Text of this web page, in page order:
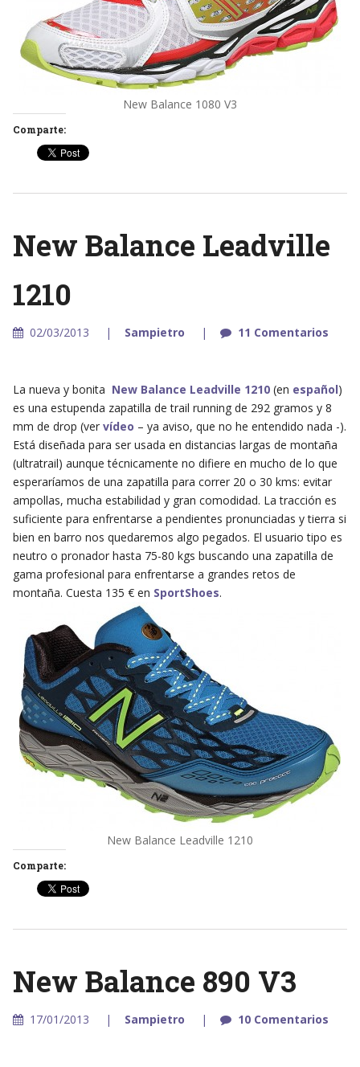
New Balance 1080 V3
Comparte:
New Balance Leadville
1210
02/03/2013 Sampietro 11 Comentarios
La nueva y bonita New Balance Leadville 1210(en español)
es una estupenda zapatilla de trail running de 292 gramos y 8
mm de drop (ver vídeo – ya aviso, que no he entendido nada -).
Está diseñada para ser usada en distancias largas de montaña
(ultratrail) aunque técnicamente no difiere en mucho de lo que
esperaríamos de una zapatilla para correr 20 o 30 kms: evitar
ampollas, mucha estabilidad y gran comodidad. La tracción es
suficiente para enfrentarse a pendientes pronunciadas y tierra si
bien en barro nos quedaremos algo pegados. El usuario tipo es
neutro o pronador hasta 75-80 kgs buscando una zapatilla de
gama profesional para enfrentarse a grandes retos de
montaña. Cuesta 135 € en SportShoes.
New Balance Leadville 1210
Comparte:
New Balance 890 V3
17/01/2013 Sampietro 10 Comentarios